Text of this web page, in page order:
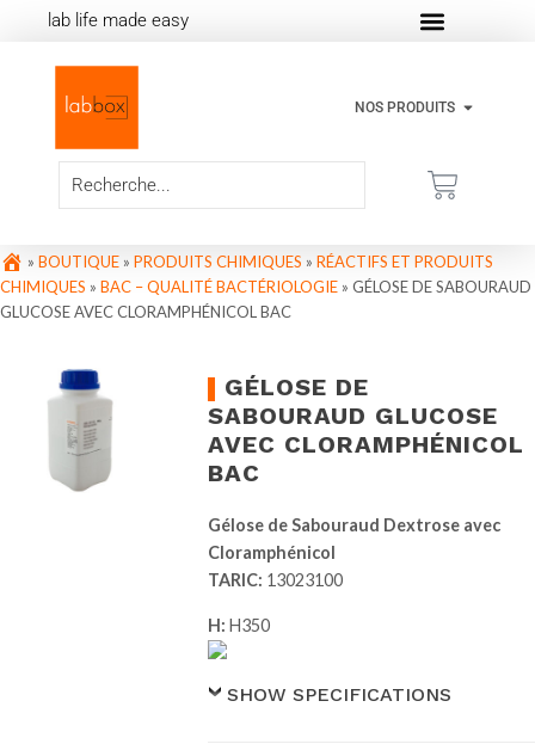
lab life made easy
NOS PRODUITS
» BOUTIQUE » PRODUITS CHIMIQUES » RÉACTIFS ET PRODUITS
CHIMIQUES » BAC – QUALITÉ BACTÉRIOLOGIE » GÉLOSE DE SABOURAUD
GLUCOSE AVEC CLORAMPHÉNICOL BAC
GÉLOSE DE
SABOURAUD GLUCOSE
AVEC CLORAMPHÉNICOL
BAC
Gélose de Sabouraud Dextrose avec
Cloramphénicol
TARIC: 13023100
H:H350
SHOW SPECIFICATIONS